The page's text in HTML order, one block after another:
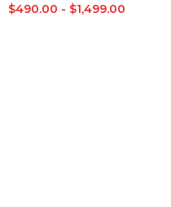
$490.00 - $1,499.00